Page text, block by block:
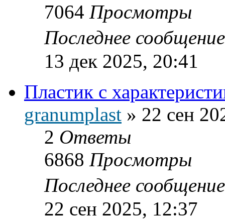
7064 Просмотры
Последнее
13 дек 2025, 20:41
Пластик с
granumplast » 22 сен
2 Ответы
6868 Просмотры
Последнее
22 сен 2025, 12:37